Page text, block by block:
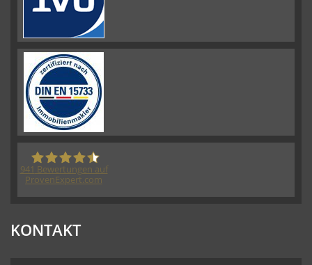
HORN IMMOBILIEN GmbH
941 Bewertungen auf
ProvenExpert.com
KONTAKT